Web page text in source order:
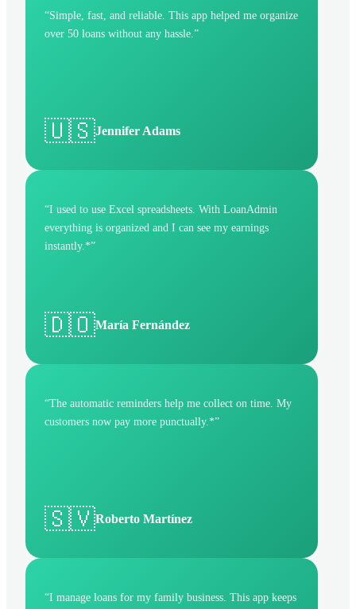
“Simple, fast, and reliable. This app helped me organize
over 50 loans without any hassle.”
🇺🇸Jennifer Adams
“I used to use Excel spreadsheets. With LoanAdmin
everything is organized and I can see my earnings
instantly.*”
🇩🇴María Fernández
“The automatic reminders help me collect on time. My
customers now pay more punctually.*”
🇸🇻Roberto Martínez
“I manage loans for my family business. This app keeps